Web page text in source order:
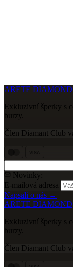
ARETE DIAMOND
Exkluzivní šperky s
burzy.
Člen Diamant Club
Novinky:
E-mailová adresa
Napsali o nás →
ARETE DIAMOND
Exkluzivní šperky s
burzy.
Člen Diamant Club